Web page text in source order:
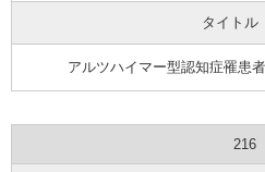
タイトル
アルツハイマー型認知症罹患
216